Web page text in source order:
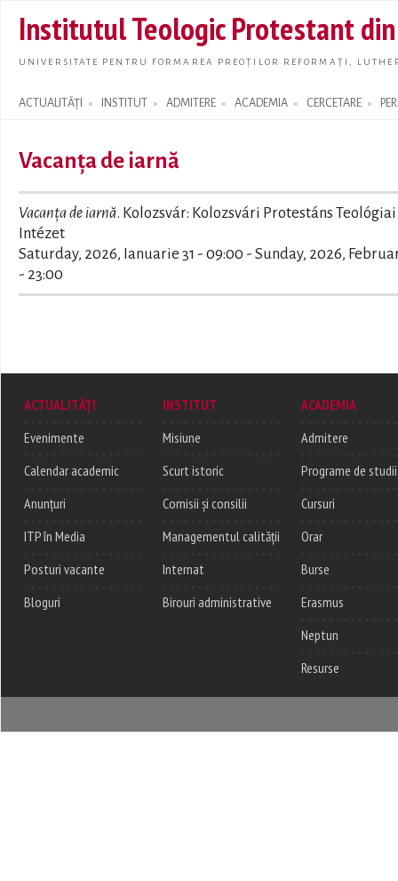
main
Institutul Teologic Protestant
UNIVERSITATE PENTRU FORMAREA PREOȚILOR REFORMAȚI,
ACTUALITĂȚI INSTITUT ADMITERE ACADEMIA CERCETARE
Search form
Vacanța de iarnă
Vacanța de iarnă. Kolozsvár: Kolozsvári Protestáns Teológiai
Intézet
Saturday, 2026, Ianuarie 31 - 09:00 - Sunday, 2026,
- 23:00
ACTUALITĂȚI
Evenimente
Calendar academic
Anunțuri
ITP în Media
Posturi vacante
Bloguri
INSTITUT
Misiune
Scurt istoric
Comisii și consilii
Managementul calității
Internat
Birouri administrative
ACADEMIA
Admitere
Programe de studii
Cursuri
Orar
Burse
Erasmus
Neptun
Resurse